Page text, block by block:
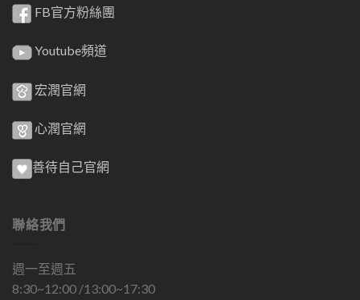
FB官方粉絲團
Youtube頻道
宏潤官網
心潤官網
善待自己官網
聯絡我們
週一至週五
8:30~12:00 /13:00~17:30